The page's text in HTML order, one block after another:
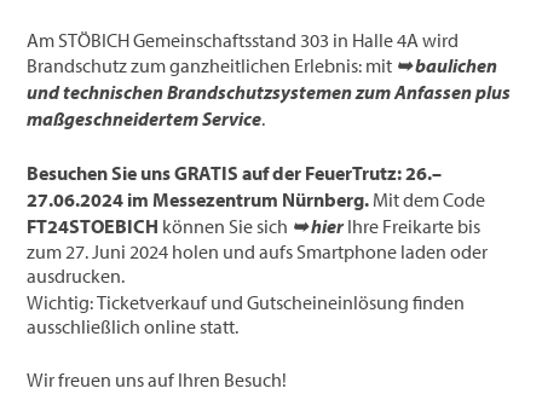
Am STÖBICH Gemeinschaftsstand 303 in Halle 4A wird
Brandschutz zum ganzheitlichen Erlebnis: mit ➥ baulichen
und technischen Brandschutzsystemen zum Anfassen plus
maßgeschneidertem Service.
Besuchen Sie uns GRATIS auf der FeuerTrutz: 26.–
27.06.2024 im Messezentrum Nürnberg. Mit dem Code
FT24STOEBICH können Sie sich ➥ hierIhre Freikarte bis
zum 27. Juni 2024 holen und aufs Smartphone laden oder
ausdrucken.
Wichtig: Ticketverkauf und Gutscheineinlösung finden
ausschließlich online statt.
Wir freuen uns auf Ihren Besuch!